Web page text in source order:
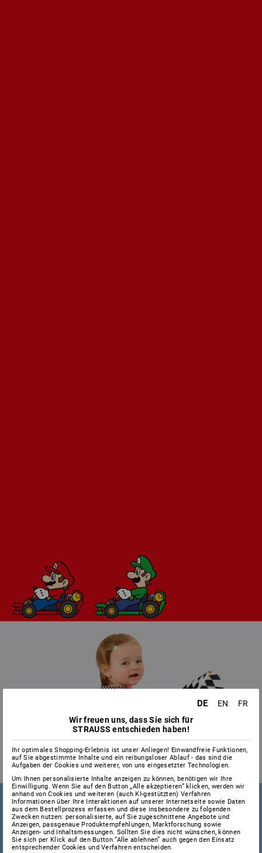
DE EN
FR
Wir freuen uns, dass Sie sich für
STRAUSS entschieden haben!
Ihr optimales Shopping-Erlebnis ist unser Anliegen! Einwandfreie Funktionen,
auf Sie abgestimmte Inhalte und ein reibungsloser Ablauf - das sind die
Aufgaben der Cookies und weiterer, von uns eingesetzter Technologien.
Um Ihnen personalisierte Inhalte anzeigen zu können, benötigen wir Ihre
Einwilligung. Wenn Sie auf den Button „Alle akzeptieren“ klicken, werden wir
anhand von Cookies und weiteren (auch KI-gestützten) Verfahren
Informationen über Ihre Interaktionen auf unserer Internetseite sowie Daten
aus dem Bestellprozess erfassen und diese insbesondere zu folgenden
Zwecken nutzen: personalisierte, auf Sie zugeschnittene Angebote und
Anzeigen, passgenaue Produktempfehlungen, Marktforschung sowie
Anzeigen- und Inhaltsmessungen. Sollten Sie dies nicht wünschen, können
Sie sich per Klick auf den Button “Alle ablehnen” auch gegen den Einsatz
entsprechender Cookies und Verfahren entscheiden.